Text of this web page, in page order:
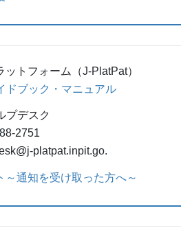
ットフォーム（J-PlatPat）
ドブック・マニュアル
プデスク
2751
platpat.inpit.go.
～通知を受け取った方へ～